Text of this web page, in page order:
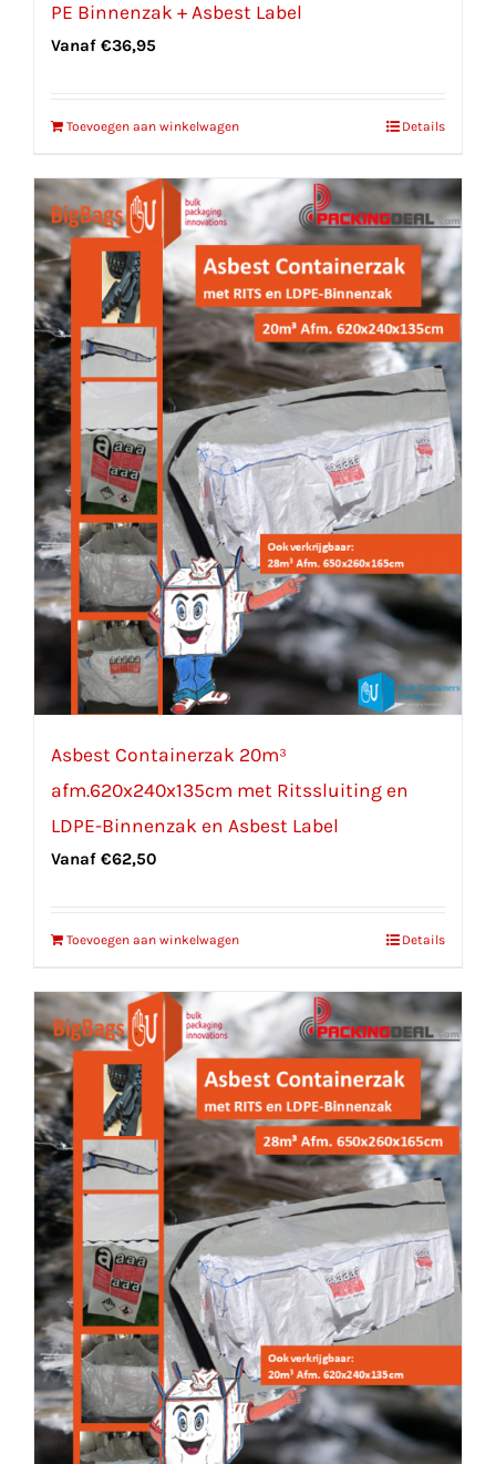
PE Binnenzak + Asbest Label
Vanaf €36,95
Toevoegen aan winkelwagen Details
Asbest Containerzak 20m³
afm.620x240x135cm met Ritssluiting en
LDPE-Binnenzak en Asbest Label
Vanaf €62,50
Toevoegen aan winkelwagen Details